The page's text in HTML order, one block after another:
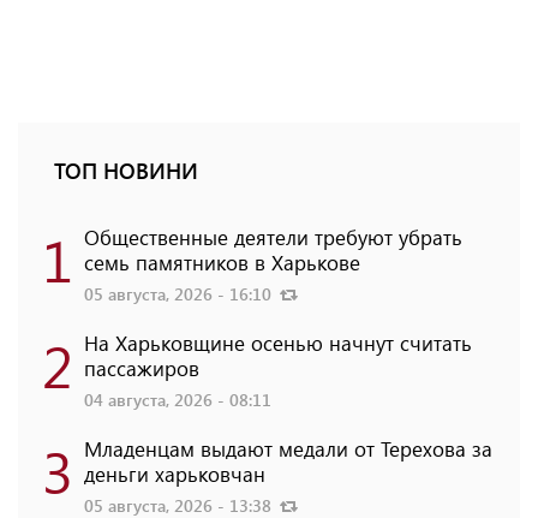
ТОП НОВИНИ
1 Общественные деятели требуют убрать
семь памятников в Харькове
05 августа, 2026 - 16:10
2 На Харьковщине осенью начнут считать
пассажиров
04 августа, 2026 - 08:11
3 Младенцам выдают медали от Терехова за
деньги харьковчан
05 августа, 2026 - 13:38